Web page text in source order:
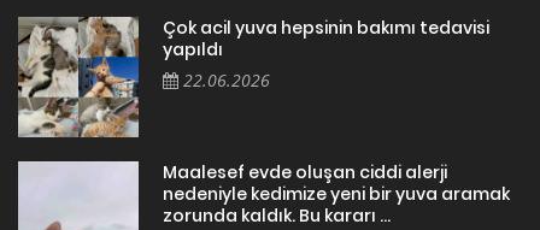
Çok acil yuva hepsinin bakımı tedavisi
yapıldı
22.06.2026
Maalesef evde oluşan ciddi alerji
nedeniyle kedimize yeni bir yuva aramak
zorunda kaldık. Bu kararı ...